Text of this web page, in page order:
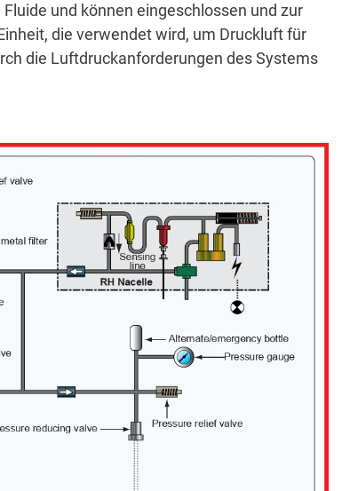
und können eingeschlossen und zur
die verwendet wird, um Druckluft für
die Luftdruckanforderungen des Systems